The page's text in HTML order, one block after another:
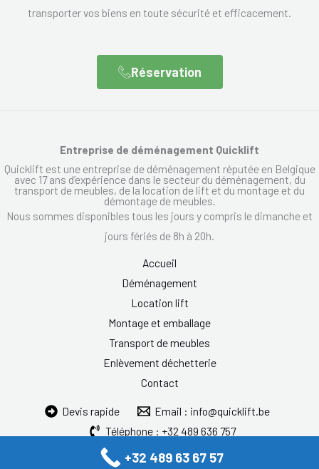
transporter vos biens en toute sécurité et efficacement.
Réservation
Entreprise de déménagement Quicklift
Quicklift est une entreprise de déménagement réputée en Belgique
avec 17 ans d’expérience dans le secteur du déménagement, du
transport de meubles, de la location de lift et du montage et du
démontage de meubles.
Nous sommes disponibles tous les jours y compris le dimanche et
jours fériés de 8h à 20h.
Accueil
Déménagement
Location lift
Montage et emballage
Transport de meubles
Enlèvement déchetterie
Contact
Devis rapide
Email : info@quicklift.be
Téléphone : +32 489 636 757
+32 489 63 67 57